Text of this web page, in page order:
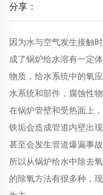
分享：
因为水与空气发生接触
成了锅炉给水溶有一定
物质，给水系统中的氧
水系统和部件，腐蚀性
在锅炉管壁和受热面上
铁垢会造成管道内壁出
甚至会发生管道爆漏事故
所以从锅炉给水中除去
的除氧方法有很多种，